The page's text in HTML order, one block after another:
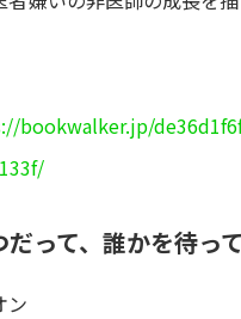
bookwalker.jp/
って、誰かを待っ
ン